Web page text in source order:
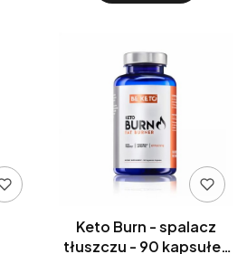
Keto Burn - spalacz
tłuszczu - 90 kapsułek